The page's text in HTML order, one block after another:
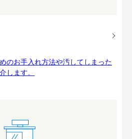
のお手入れ方法や汚してしまった
します。